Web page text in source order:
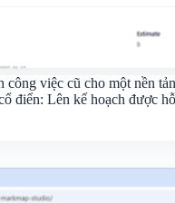
công việc cũ cho một nền
điển: Lên kế hoạch được